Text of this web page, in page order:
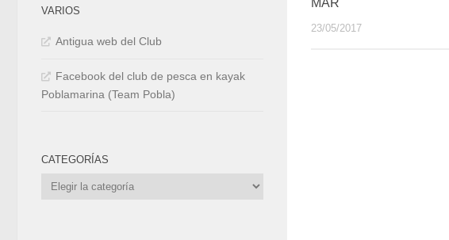
23/05/2017
VARIOS
Antigua web del Club
Facebook del club de pesca en kayak
Poblamarina (Team Pobla)
CATEGORÍAS
Categorías